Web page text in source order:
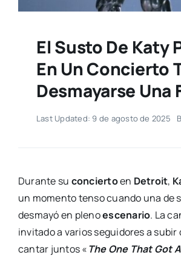
El Susto De Katy
En Un Concierto
Desmayarse Una
Last Updated: 9 de agosto de 2025
Durante su conciertoen Detroit,
un momento tenso cuando una de
desmayó en plenoescenario. La
invitado a varios seguidores a subir
cantar juntos «The One That Got